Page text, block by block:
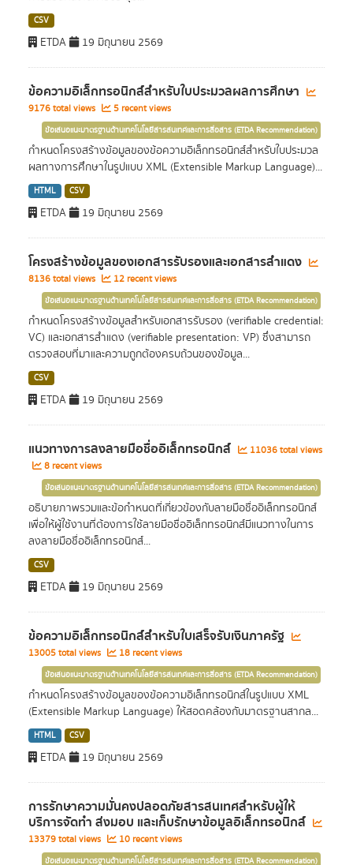
CSV
ETDA 19 มิถุนายน 2569
ข้อความอิเล็กทรอนิกส์สำหรับใบประมวลผลการศึกษา
9176 total views 5 recent views
ข้อเสนอแนะมาตรฐานด้านเทคโนโลยีสารสนเทศและการสื่อสาร (ETDA Recommendation)
กำหนดโครงสร้างข้อมูลของข้อความอิเล็กทรอนิกส์สำหรับใบประมวล
ผลทางการศึกษาในรูปแบบ XML (Extensible Markup Language)...
HTML CSV
ETDA 19 มิถุนายน 2569
โครงสร้างข้อมูลของเอกสารรับรองและเอกสารสำแดง
8136 total views 12 recent views
ข้อเสนอแนะมาตรฐานด้านเทคโนโลยีสารสนเทศและการสื่อสาร (ETDA Recommendation)
กำหนดโครงสร้างข้อมูลสำหรับเอกสารรับรอง (verifiable credential:
VC) และเอกสารสำแดง (verifiable presentation: VP) ซึ่งสามารถ
ตรวจสอบที่มาและความถูกต้องครบถ้วนของข้อมูล...
CSV
ETDA 19 มิถุนายน 2569
แนวทางการลงลายมือชื่ออิเล็กทรอนิกส์
11036 total views
8 recent views
ข้อเสนอแนะมาตรฐานด้านเทคโนโลยีสารสนเทศและการสื่อสาร (ETDA Recommendation)
อธิบายภาพรวมและข้อกำหนดที่เกี่ยวข้องกับลายมือชื่ออิเล็กทรอนิกส์
เพื่อให้ผู้ใช้งานที่ต้องการใช้ลายมือชื่ออิเล็กทรอนิกส์มีแนวทางในการ
ลงลายมือชื่ออิเล็กทรอนิกส์...
CSV
ETDA 19 มิถุนายน 2569
ข้อความอิเล็กทรอนิกส์สำหรับใบเสร็จรับเงินภาครัฐ
13005 total views 18 recent views
ข้อเสนอแนะมาตรฐานด้านเทคโนโลยีสารสนเทศและการสื่อสาร (ETDA Recommendation)
กำหนดโครงสร้างข้อมูลของข้อความอิเล็กทรอนิกส์ในรูปแบบ XML
(Extensible Markup Language) ให้สอดคล้องกับมาตรฐานสากล...
HTML CSV
ETDA 19 มิถุนายน 2569
การรักษาความมั่นคงปลอดภัยสารสนเทศสำหรับผู้ให้
บริการจัดทำ ส่งมอบ และเก็บรักษาข้อมูลอิเล็กทรอนิกส์
13379 total views 10 recent views
ข้อเสนอแนะมาตรฐานด้านเทคโนโลยีสารสนเทศและการสื่อสาร (ETDA Recommendation)